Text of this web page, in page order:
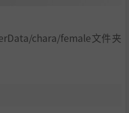
chara/female文件夹